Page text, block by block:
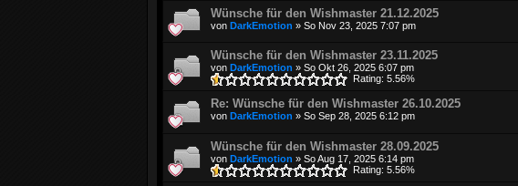
Wünsche für den Wishmaster 21.12.2025
von DarkEmotion » So Nov 23, 2025 7:07 pm
Wünsche für den Wishmaster 23.11.2025
von DarkEmotion » So Okt 26, 2025 6:07 pm
Rating: 5.56%
Re: Wünsche für den Wishmaster 26.10.2025
von DarkEmotion » So Sep 28, 2025 6:12 pm
Wünsche für den Wishmaster 28.09.2025
von DarkEmotion » So Aug 17, 2025 6:14 pm
Rating: 5.56%